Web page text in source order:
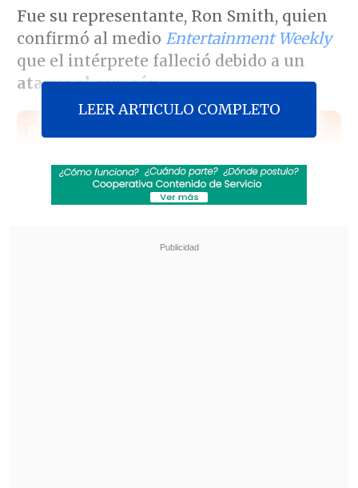
Fue su representante, Ron Smith, quien
confirmó al medio Entertainment Weekly
que el intérprete falleció debido a un
ataque al corazón.
Revisa también
"Heated Rivalry" suma a dos nuevos
protagonistas: cuándo se estrena su segunda
temporada
Universo Chile: "Me comieron los nervios"
LEER ARTICULO COMPLETO